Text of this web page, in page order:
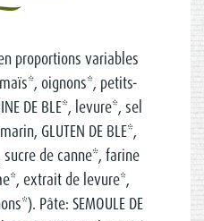
proportions variables
oignons*, petits-
DE BLE*, levure*, sel
GLUTEN DE BLE*,
sucre de canne*, farine
extrait de levure*,
Pâte: SEMOULE DE